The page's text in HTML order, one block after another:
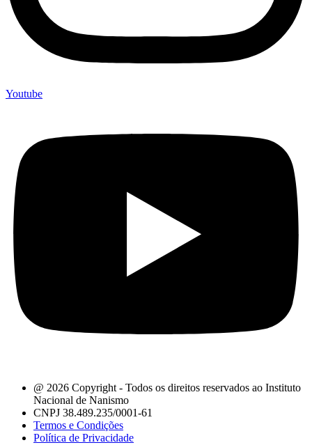
Youtube
@ 2026 Copyright - Todos os direitos reservados ao Instituto
Nacional de Nanismo
CNPJ 38.489.235/0001-61
Termos e Condições
Política de Privacidade